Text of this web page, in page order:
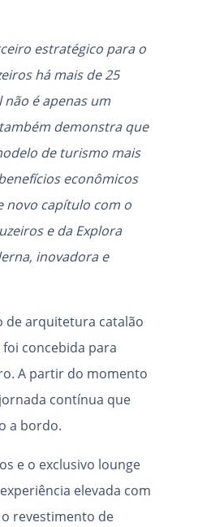
estratégico para o
há mais de 25
é apenas um
demonstra que
de turismo mais
econômicos
novo capítulo com o
e da Explora
inovadora e
de arquitetura catalão
concebida para
A partir do momento
contínua que
a bordo.
e o exclusivo lounge
elevada com
revestimento de